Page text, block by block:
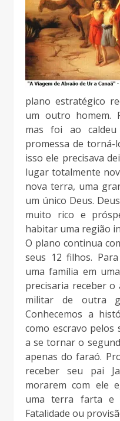
plano estratégico
um outro homem.
mas foi ao
promessa de torná-
isso ele precisava
lugar totalmente
nova terra, uma
um único Deus.
muito rico e
habitar uma região
O plano continua
seus 12 filhos.
uma família em
precisaria receber
militar de outra
Conhecemos a
como escravo
a se tornar o
apenas do faraó.
receber seu pai
morarem com ele
uma terra farta e
Fatalidade ou